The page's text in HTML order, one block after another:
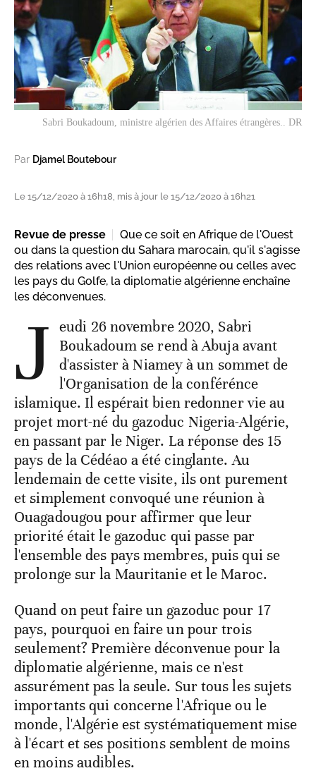
Sabri Boukadoum, ministre algérien des Affaires étrangères.. DR
Par Djamel Boutebour
Le 15/12/2020 à 16h18, mis à jour le 15/12/2020 à 16h21
Revue de presse
Que ce soit en Afrique de l'Ouest
ou dans la question du Sahara marocain, qu'il s'agisse
des relations avec l'Union européenne ou celles avec
les pays du Golfe, la diplomatie algérienne enchaîne
les déconvenues.
J eudi 26 novembre 2020, Sabri
Boukadoum se rend à Abuja avant
d'assister à Niamey à un sommet de
l'Organisation de la conférénce
islamique. Il espérait bien redonner vie au
projet mort-né du gazoduc Nigeria-Algérie,
en passant par le Niger. La réponse des 15
pays de la Cédéao a été cinglante. Au
lendemain de cette visite, ils ont purement
et simplement convoqué une réunion à
Ouagadougou pour affirmer que leur
priorité était le gazoduc qui passe par
l'ensemble des pays membres, puis qui se
prolonge sur la Mauritanie et le Maroc.
Quand on peut faire un gazoduc pour 17
pays, pourquoi en faire un pour trois
seulement? Première déconvenue pour la
diplomatie algérienne, mais ce n'est
assurément pas la seule. Sur tous les sujets
importants qui concerne l'Afrique ou le
monde, l'Algérie est systématiquement mise
à l'écart et ses positions semblent de moins
en moins audibles.